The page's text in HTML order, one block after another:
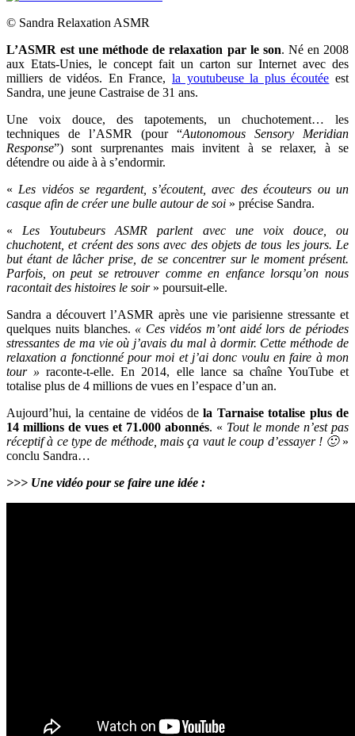
© Sandra Relaxation ASMR
L’ASMR est une méthode de relaxation par le son. Né en 2008
aux Etats-Unies, le concept fait un carton sur Internet avec des
milliers de vidéos. En France, la youtubeuse la plus écoutée est
Sandra, une jeune Castraise de 31 ans.
Une voix douce, des tapotements, un chuchotement… les
techniques de l’ASMR (pour “Autonomous Sensory Meridian
Response”) sont surprenantes mais invitent à se relaxer, à se
détendre ou aide à à s’endormir.
« Les vidéos se regardent, s’écoutent, avec des écouteurs ou un
casque afin de créer une bulle autour de soi » précise Sandra.
« Les Youtubeurs ASMR parlent avec une voix douce, ou
chuchotent, et créent des sons avec des objets de tous les jours. Le
but étant de lâcher prise, de se concentrer sur le moment présent.
Parfois, on peut se retrouver comme en enfance lorsqu’on nous
racontait des histoires le soir» poursuit-elle.
Sandra a découvert l’ASMR après une vie parisienne stressante et
quelques nuits blanches. « Ces vidéos m’ont aidé lors de périodes
stressantes de ma vie où j’avais du mal à dormir. Cette méthode de
relaxation a fonctionné pour moi et j’ai donc voulu en faire à mon
tour »raconte-t-elle. En 2014, elle lance sa chaîne YouTube et
totalise plus de 4 millions de vues en l’espace d’un an.
Aujourd’hui, la centaine de vidéos dela Tarnaise totalise plus de
14 millions de vues et 71.000 abonnés. « Tout le monde n’est pas
réceptif à ce type de méthode, mais ça vaut le coup d’essayer ! 🙂»
conclu Sandra…
>>> Une vidéo pour se faire une idée :